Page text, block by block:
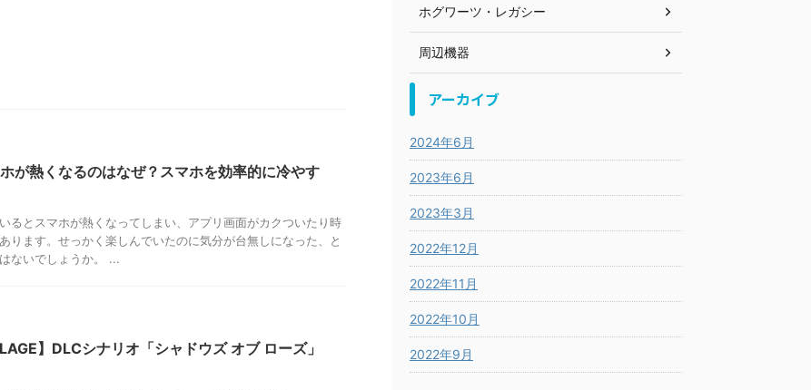
が熱くなるのはなぜ？スマホを効率的に冷やす
るとスマホが熱くなってしまい、アプリ画面がカクついたり時
ります。せっかく楽しんでいたのに気分が台無しになった、と
ないでしょうか。 ...
】DLCシナリオ「シャドウズ オブ ローズ」
ホグワーツ・レガシー
周辺機器
アーカイブ
2024年6月
2023年6月
2023年3月
2022年12月
2022年11月
2022年10月
2022年9月